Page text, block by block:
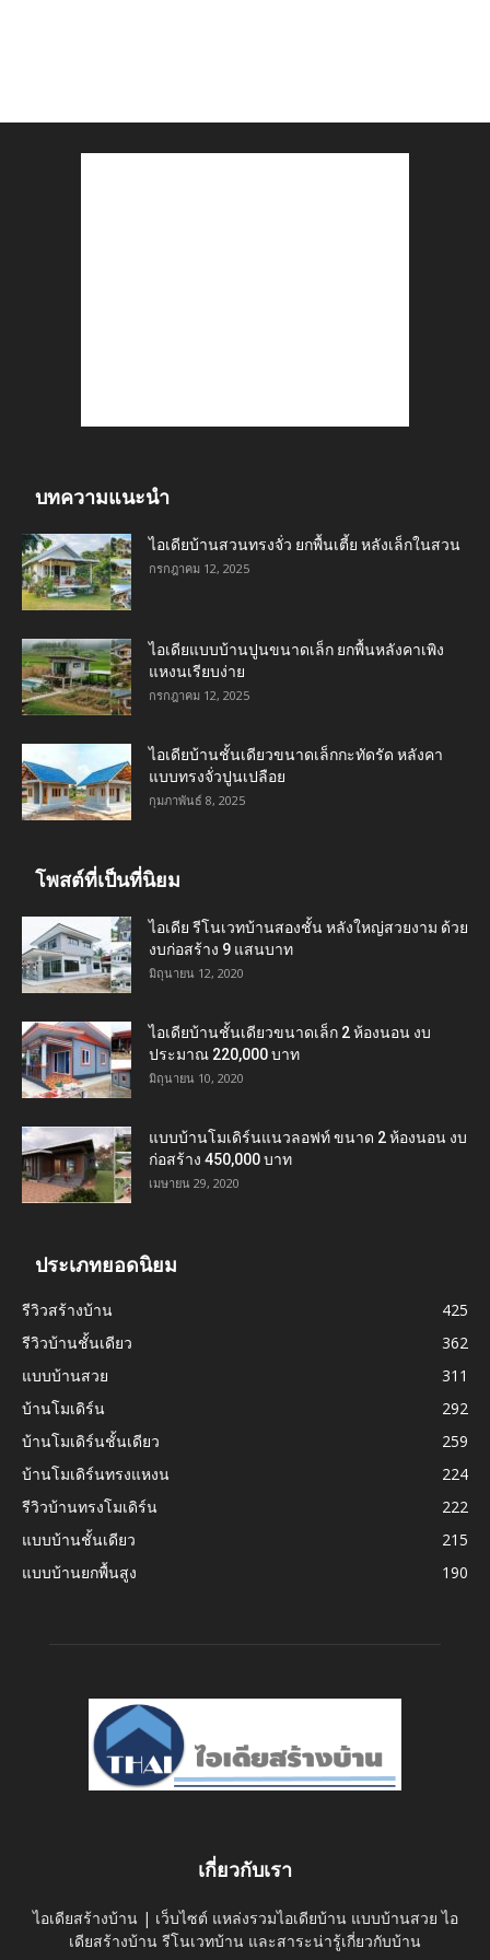
บทความแนะนำ
ไอเดียบ้านสวนทรงจั่ว ยกพื้นเตี้ย หลังเล็กในสวน
กรกฎาคม 12, 2025
ไอเดียแบบบ้านปูนขนาดเล็ก ยกพื้นหลังคาเพิง
แหงนเรียบง่าย
กรกฎาคม 12, 2025
ไอเดียบ้านชั้นเดียวขนาดเล็กกะทัดรัด หลังคา
แบบทรงจั่วปูนเปลือย
กุมภาพันธ์ 8, 2025
โพสต์ที่เป็นที่นิยม
ไอเดีย รีโนเวทบ้านสองชั้น หลังใหญ่สวยงาม ด้วย
งบก่อสร้าง 9 แสนบาท
มิถุนายน 12, 2020
ไอเดียบ้านชั้นเดียวขนาดเล็ก 2 ห้องนอน งบ
ประมาณ 220,000 บาท
มิถุนายน 10, 2020
แบบบ้านโมเดิร์นแนวลอฟท์ ขนาด 2 ห้องนอน งบ
ก่อสร้าง 450,000 บาท
เมษายน 29, 2020
ประเภทยอดนิยม
รีวิวสร้างบ้าน
425
รีวิวบ้านชั้นเดียว
362
แบบบ้านสวย
311
บ้านโมเดิร์น
292
บ้านโมเดิร์นชั้นเดียว
259
บ้านโมเดิร์นทรงแหงน
224
รีวิวบ้านทรงโมเดิร์น
222
แบบบ้านชั้นเดียว
215
แบบบ้านยกพื้นสูง
190
เกี่ยวกับเรา
ไอเดียสร้างบ้าน | เว็บไซต์ แหล่งรวมไอเดียบ้าน แบบบ้านสวย ไอ
เดียสร้างบ้าน รีโนเวทบ้าน และสาระน่ารู้เกี่ยวกับบ้าน